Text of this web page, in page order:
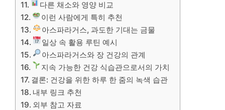
다른 채소와 영양 비교
이런 사람에게 특히 추천
아스파라거스, 과도한 기대는 금물
일상 속 활용 루틴 예시
아스파라거스와 장 건강의 관계
지속 가능한 건강 식습관으로서의 가치
결론: 건강을 위한 하루 한 줌의 녹색 습관
내부 링크 추천
외부 참고 자료